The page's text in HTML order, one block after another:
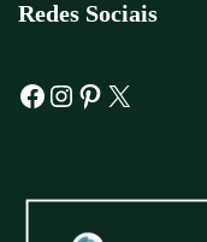
Redes Sociais